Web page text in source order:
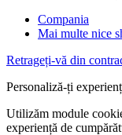
Compania
Mai multe nice
Retrageți-vă din
Personaliză-ți
Utilizăm module
experiență de